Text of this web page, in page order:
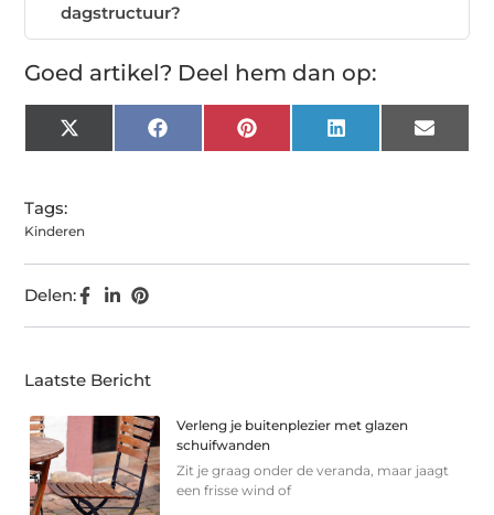
dagstructuur?
Goed artikel? Deel hem dan op:
X
(Twitter)
Facebook Pinterest LinkedIn Email
Tags:
Kinderen
Delen:
Laatste Bericht
Verleng je buitenplezier met glazen
schuifwanden
Zit je graag onder de veranda, maar jaagt
een frisse wind of